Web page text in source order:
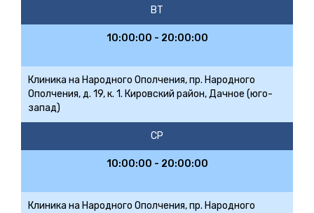
ВТ
10:00:00 - 20:00:00
Клиника на Народного Ополчения, пр. Народного
Ополчения, д. 19, к. 1. Кировский район, Дачное (юго-
запад)
СР
10:00:00 - 20:00:00
Клиника на Народного Ополчения, пр. Народного